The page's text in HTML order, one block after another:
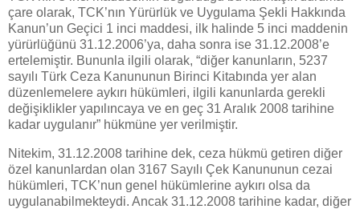
çare olarak, TCK’nın Yürürlük ve Uygulama Şekli Hakkında
Kanun’un Geçici 1 inci maddesi, ilk halinde 5 inci maddenin
yürürlüğünü 31.12.2006’ya, daha sonra ise 31.12.2008’e
ertelemiştir. Bununla ilgili olarak, “diğer kanunların, 5237
sayılı Türk Ceza Kanununun Birinci Kitabında yer alan
düzenlemelere aykırı hükümleri, ilgili kanunlarda gerekli
değişiklikler yapılıncaya ve en geç 31 Aralık 2008 tarihine
kadar uygulanır” hükmüne yer verilmiştir.
Nitekim, 31.12.2008 tarihine dek, ceza hükmü getiren diğer
özel kanunlardan olan 3167 Sayılı Çek Kanununun cezai
hükümleri, TCK’nun genel hükümlerine aykırı olsa da
uygulanabilmekteydi. Ancak 31.12.2008 tarihine kadar, diğer